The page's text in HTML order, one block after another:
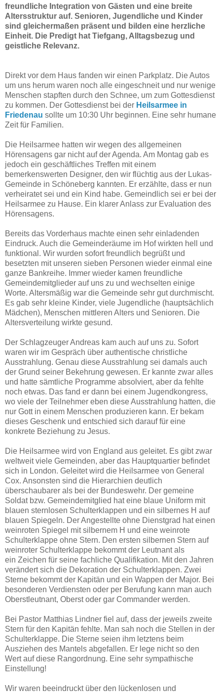
freundliche Integration von Gästen und eine breite
Altersstruktur auf. Senioren, Jugendliche und Kinder
sind gleichermaßen präsent und bilden eine herzliche
Einheit. Die Predigt hat Tiefgang, Alltagsbezug und
geistliche Relevanz.
Direkt vor dem Haus fanden wir einen Parkplatz. Die Autos
um uns herum waren noch alle eingeschneit und nur wenige
Menschen stapften durch den Schnee, um zum Gottesdienst
zu kommen. Der Gottesdienst bei der Heilsarmee in
Friedenau sollte um 10:30 Uhr beginnen. Eine sehr humane
Zeit für Familien.
Die Heilsarmee hatten wir wegen des allgemeinen
Hörensagens gar nicht auf der Agenda. Am Montag gab es
jedoch ein geschäftliches Treffen mit einem
bemerkenswerten Designer, den wir flüchtig aus der Lukas-
Gemeinde in Schöneberg kannten. Er erzählte, dass er nun
verheiratet sei und ein Kind habe. Gemeindlich sei er bei der
Heilsarmee zu Hause. Ein klarer Anlass zur Evaluation des
Hörensagens.
Bereits das Vorderhaus machte einen sehr einladenden
Eindruck. Auch die Gemeinderäume im Hof wirkten hell und
funktional. Wir wurden sofort freundlich begrüßt und
besetzten mit unseren sieben Personen wieder einmal eine
ganze Bankreihe. Immer wieder kamen freundliche
Gemeindemitglieder auf uns zu und wechselten einige
Worte. Altersmäßig war die Gemeinde sehr gut durchmischt.
Es gab sehr kleine Kinder, viele Jugendliche (hauptsächlich
Mädchen), Menschen mittleren Alters und Senioren. Die
Altersverteilung wirkte gesund.
Der Schlagzeuger Andreas kam auch auf uns zu. Sofort
waren wir im Gespräch über authentische christliche
Ausstrahlung. Genau diese Ausstrahlung sei damals auch
der Grund seiner Bekehrung gewesen. Er kannte zwar alles
und hatte sämtliche Programme absolviert, aber da fehlte
noch etwas. Das fand er dann bei einem Jugendkongress,
wo viele der Teilnehmer eben diese Ausstrahlung hatten, die
nur Gott in einem Menschen produzieren kann. Er bekam
dieses Geschenk und entschied sich darauf für eine
konkrete Beziehung zu Jesus.
Die Heilsarmee wird von England aus geleitet. Es gibt zwar
weltweit viele Gemeinden, aber das Hauptquartier befindet
sich in London. Geleitet wird die Heilsarmee von General
Cox. Ansonsten sind die Hierarchien deutlich
überschaubarer als bei der Bundeswehr. Der gemeine
Soldat bzw. Gemeindemitglied hat eine blaue Uniform mit
blauen sternlosen Schulterklappen und ein silbernes H auf
blauen Spiegeln. Der Angestellte ohne Dienstgrad hat einen
weinroten Spiegel mit silbernem H und eine weinrote
Schulterklappe ohne Stern. Den ersten silbernen Stern auf
weinroter Schulterklappe bekommt der Leutnant als
ein Zeichen für seine fachliche Qualifikation. Mit den Jahren
verändert sich die Dekoration der Schulterklappen. Zwei
Sterne bekommt der Kapitän und ein Wappen der Major. Bei
besonderen Verdiensten oder per Berufung kann man auch
Oberstleutnant, Oberst oder gar Commander werden.
Bei Pastor Matthias Lindner fiel auf, dass der jeweils zweite
Stern für den Kapitän fehlte. Man sah noch die Stellen in der
Schulterklappe. Die Sterne seien ihm letztens beim
Ausziehen des Mantels abgefallen. Er lege nicht so den
Wert auf diese Rangordnung. Eine sehr sympathische
Einstellung!
Wir waren beeindruckt über den lückenlosen und